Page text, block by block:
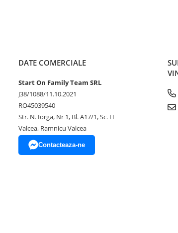
DATE COMERCIALE
Start On Family Team SRL
J38/1088/11.10.2021
RO45039540
Str. N. Iorga, Nr 1, Bl. A17/1, Sc. H
Valcea, Ramnicu Valcea
Contacteaza-ne